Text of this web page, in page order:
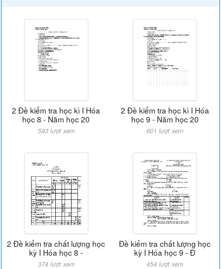
2 Đề kiểm tra học kì I Hóa
học 8 - Năm học 20
593 lượt xem
2 Đề kiểm tra học kì I Hóa
học 9 - Năm học 20
601 lượt xem
2 Đề kiểm tra chất lượng học
kỳ I Hóa học 8 -
374 lượt xem
Đề kiểm tra chất lượng học
kỳ I Hóa học 9 - Đ
454 lượt xem